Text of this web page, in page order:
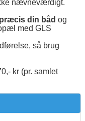
nævneværdigt.
præcis din båd og
med GLS
så brug
kr (pr. samlet